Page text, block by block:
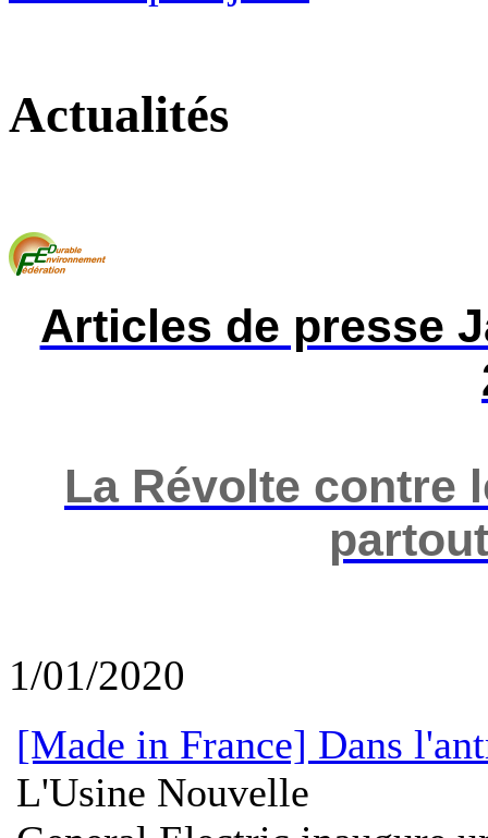
Actualités
Articles de presse
La Révolte contre
1/01/2020
[Made in France] Dans
L'Usine Nouvelle